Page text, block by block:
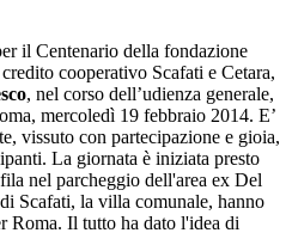
il Centenario della fondazione
cooperativo Scafati e Cetara,
, nel corso dell’udienza generale,
mercoledì 19 febbraio 2014. E’
vissuto con partecipazione e gioia,
La giornata è iniziata presto
nel parcheggio dell'area ex Del
Scafati, la villa comunale, hanno
Roma. Il tutto ha dato l'idea di